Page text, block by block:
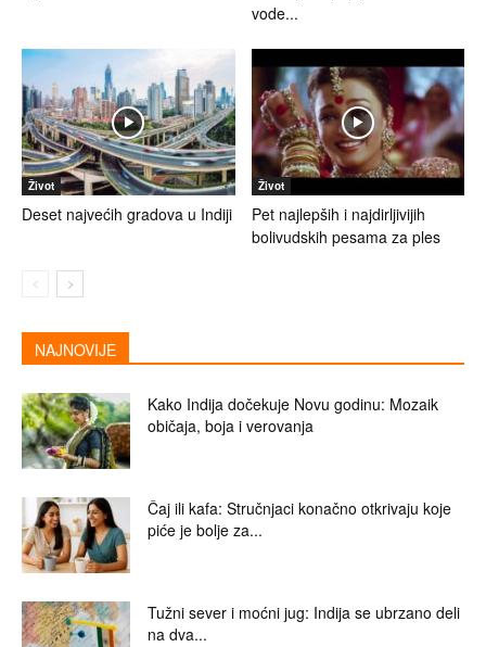
vode...
Život
Deset najvećih gradova u Indiji
Život
Pet najlepših i najdirljivijih
bolivudskih pesama za ples
NAJNOVIJE
Kako Indija dočekuje Novu godinu: Mozaik
običaja, boja i verovanja
Čaj ili kafa: Stručnjaci konačno otkrivaju koje
piće je bolje za...
Tužni sever i moćni jug: Indija se ubrzano deli
na dva...